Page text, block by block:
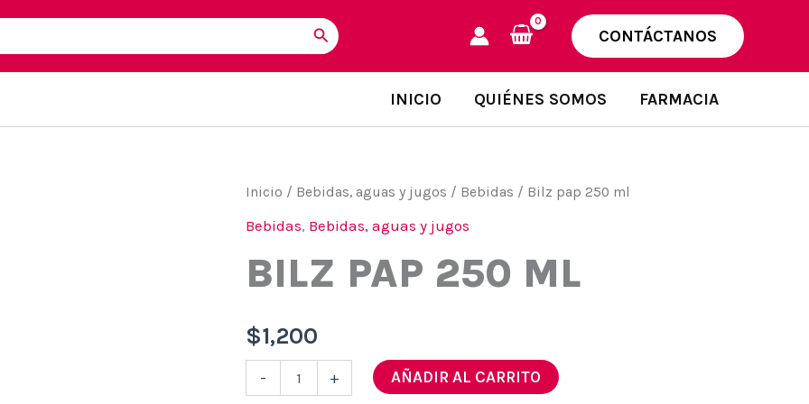
CONTÁCTANOS
INICIO QUIÉNES SOMOS FARMACIA
Inicio / Bebidas, aguas y jugos / Bebidas / Bilz pap 250 ml
Bebidas, Bebidas, aguas y jugos
BILZ PAP 250 ML
$1,200
- + AÑADIR AL CARRITO